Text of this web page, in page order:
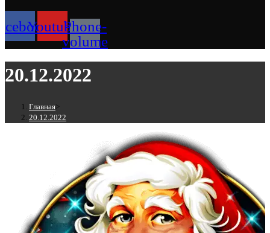
YoutubePhone-
volume
20.12.2022
Главная>
20.12.2022